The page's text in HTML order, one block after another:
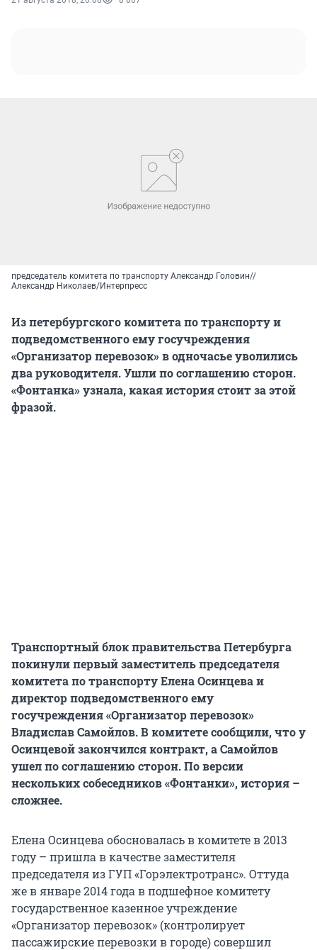
председатель комитета по транспорту Александр Головин//
Александр Николаев/Интерпресс
Из петербургского комитета по транспорту и
подведомственного ему госучреждения
«Организатор перевозок» в одночасье уволились
два руководителя. Ушли по соглашению сторон.
«Фонтанка» узнала, какая история стоит за этой
фразой.
Транспортный блок правительства Петербурга
покинули первый заместитель председателя
комитета по транспорту Елена Осинцева и
директор подведомственного ему
госучреждения «Организатор перевозок»
Владислав Самойлов. В комитете сообщили, что у
Осинцевой закончился контракт, а Самойлов
ушел по соглашению сторон. По версии
нескольких собеседников «Фонтанки», история –
сложнее.
Елена Осинцева обосновалась в комитете в 2013
году – пришла в качестве заместителя
председателя из ГУП «Горэлектротранс». Оттуда
же в январе 2014 года в подшефное комитету
государственное казенное учреждение
«Организатор перевозок» (контролирует
пассажирские перевозки в городе) совершил